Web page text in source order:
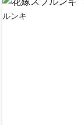
ルンキ